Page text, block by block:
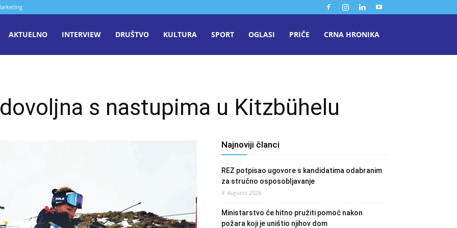
AKTUELNO INTERVIEW DRUŠTVO KULTURA SPORT OGLASI PRIČE CRNA HRONIKA
s nastupima u Kitzbühelu
Najnoviji članci
REZ potpisao ugovore s kandidatima odabranim
za stručno osposobljavanje
4. Augusta 2026.
Ministarstvo će hitno pružiti pomoć nakon
požara koji je uništio njihov dom